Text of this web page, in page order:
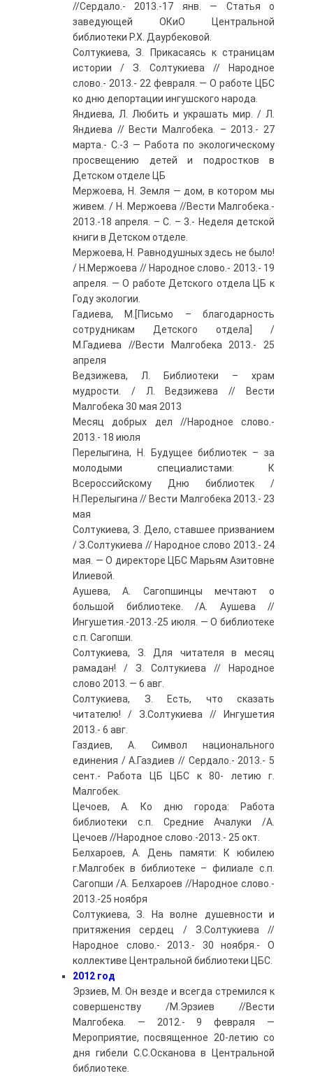
//Сердало.- 2013.-17 янв. — Статья о
заведующей ОКиО Центральной
библиотеки Р.Х. Даурбековой.
Солтукиева, З. Прикасаясь к страницам
истории / З. Солтукиева // Народное
слово.- 2013.- 22 февраля. — О работе ЦБС
ко дню депортации ингушского народа.
Яндиева, Л. Любить и украшать мир. / Л.
Яндиева // Вести Малгобека. – 2013.- 27
марта.- С.-3 — Работа по экологическому
просвещению детей и подростков в
Детском отделе ЦБ
Мержоева, Н. Земля — дом, в котором мы
живем. / Н. Мержоева //Вести Малгобека.-
2013.-18 апреля. – С. – 3.- Неделя детской
книги в Детском отделе.
Мержоева, Н. Равнодушных здесь не было!
/ Н.Мержоева // Народное слово.- 2013.- 19
апреля. — О работе Детского отдела ЦБ к
Году экологии.
Гадиева, М.[Письмо – благодарность
сотрудникам Детского отдела] /
М.Гадиева //Вести Малгобека 2013.- 25
апреля
Ведзижева, Л. Библиотеки – храм
мудрости. / Л. Ведзижева // Вести
Малгобека 30 мая 2013
Месяц добрых дел //Народное слово.-
2013.- 18 июля
Перелыгина, Н. Будущее библиотек – за
молодыми специалистами: К
Всероссийскому Дню библиотек /
Н.Перелыгина // Вести Малгобека 2013.- 23
мая
Солтукиева, З. Дело, ставшее призванием
/ З.Солтукиева // Народное слово 2013.- 24
мая. — О директоре ЦБС Марьям Азитовне
Илиевой.
Аушева, А. Сагопшинцы мечтают о
большой библиотеке. /А. Аушева //
Ингушетия.-2013.-25 июля. — О библиотеке
с.п. Сагопши.
Солтукиева, З. Для читателя в месяц
рамадан! / З. Солтукиева // Народное
слово 2013. — 6 авг.
Солтукиева, З. Есть, что сказать
читателю! / З.Солтукиева // Ингушетия
2013.- 6 авг.
Газдиев, А. Символ национального
единения / А.Газдиев // Сердало.- 2013.- 5
сент.- Работа ЦБ ЦБС к 80- летию г.
Малгобек.
Цечоев, А. Ко дню города: Работа
библиотеки с.п. Средние Ачалуки /А.
Цечоев //Народное слово.-2013.- 25 окт.
Белхароев, А. День памяти: К юбилею
г.Малгобек в библиотеке – филиале с.п.
Сагопши /А. Белхароев //Народное слово.-
2013.-25 ноября
Солтукиева, З. На волне душевности и
притяжения сердец / З.Солтукиева //
Народное слово.- 2013.- 30 ноября.- О
коллективе Центральной библиотеки ЦБС.
2012 год
Эрзиев, М. Он везде и всегда стремился к
совершенству /М.Эрзиев //Вести
Малгобека. — 2012.- 9 февраля —
Мероприятие, посвященное 20-летию со
дня гибели С.С.Осканова в Центральной
библиотеке.